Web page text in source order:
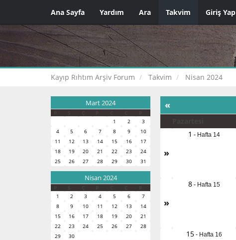
Ana Sayfa Yardım Ara Takvim Giriş Yap
Kayıp Rıhtım Arşiv Forum Takvim Nisan 2024
Mart 2024
1
2
3
4
5 6 7 8 9
10
11
12 13 14 15 16
17
18
19 20 21 22 23
24
25
26 27 28 29 30 31
Nisan 2024
1
2 3 4 5 6
7
8
9 10 11 12 13
14
15
16 17 18 19 20
21
22
23 24 25 26 27
28
29
30
«
»
1 - Hafta 14
»
8 - Hafta 15
15 - Hafta 16